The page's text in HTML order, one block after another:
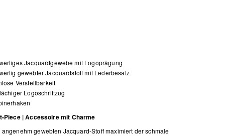
Jacquardgewebe mit Logoprägung
gewebter Jacquardstoff mit Lederbesatz
Verstellbarkeit
Logoschriftzug
Piece | Accessoire mit Charme
angenehm gewebten Jacquard-Stoff maximiert der schmale